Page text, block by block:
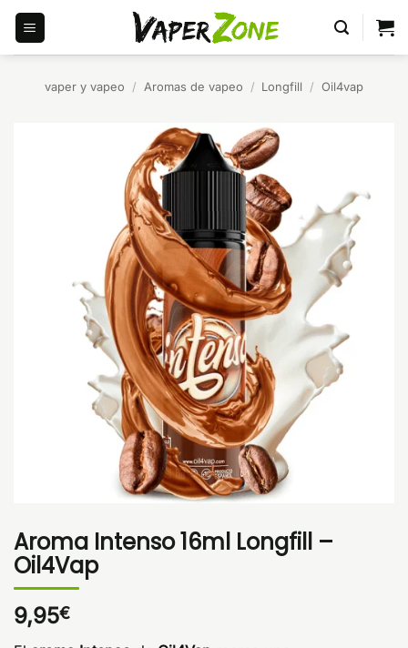
Saltar
contenido
vaper y vapeo / Aromas de vapeo / Longfill / Oil4vap
Aroma Intenso 16ml Longfill –
Oil4Vap
9,95€